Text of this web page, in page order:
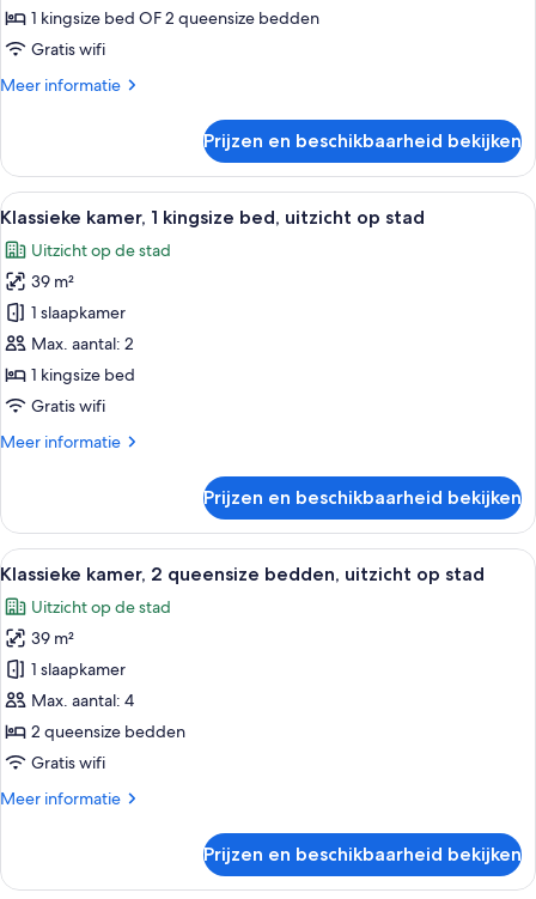
1 kingsize bed OF 2 queensize bedden
Gratis wifi
Meer informatie
Meer
kamer
Prijzen en beschikbaarheid bekijken
Alle
foto's
voor
Klassieke
kamer,
1
kingsize
bed,
op
Hotelkamer met een groot bed, een
5
Klassieke kamer, 1 kingsize bed, uitzicht op stad
Uitzicht op de stad
39 m²
1 slaapkamer
Max. aantal: 2
1 kingsize bed
Gratis wifi
Meer informatie
Meer
kamer,
kingsize
uitzicht
op
stad
Prijzen en beschikbaarheid bekijken
Alle
foto's
voor
Klassieke
kamer,
2
queensize
bedden,
op
Een moderne hotelkamer met twee
6
Klassieke kamer, 2 queensize bedden, uitzicht op stad
Uitzicht op de stad
39 m²
1 slaapkamer
Max. aantal: 4
2 queensize bedden
Gratis wifi
Meer informatie
Meer
kamer,
Prijzen en beschikbaarheid bekijken